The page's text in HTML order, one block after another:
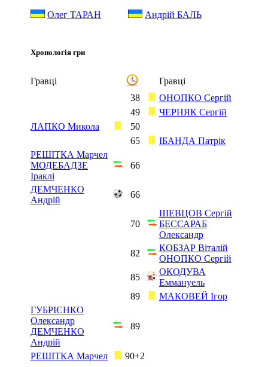
Олег ТАРАН Андрій БАЛЬ
Хронологія гри
Гравці
Гравці
38
ОНОПКО Сергій
49
ЧЕРНЯК Сергій
ЛАПКО Микола
50
65
ІБАНДА Патрік
РЕШІТКА Марчел
МОДЕБАДЗЕ
Іраклі
66
ДЕМЧЕНКО
Андрій
66
70
ШЕВЦОВ Сергій
БЕССАРАБ
Олександр
82
КОБЗАР Віталій
ОНОПКО Сергій
85
ОКОДУВА
Еммануель
89
МАКОВЕЙ Ігор
ГУБРІЄНКО
Олександр
ДЕМЧЕНКО
Андрій
89
РЕШІТКА Марчел 90+2